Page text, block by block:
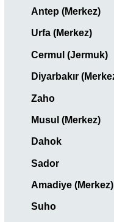
Antep
Urfa
Cermul
Musul
Amadiye